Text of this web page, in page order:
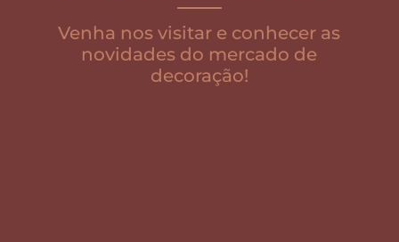
Venha nos visitar e conhecer as
novidades do mercado de
decoração!